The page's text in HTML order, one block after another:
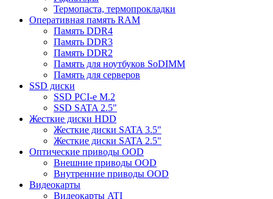
Термопаста, термопрокладки
Оперативная память RAM
Память DDR4
Память DDR3
Память DDR2
Память для ноутбуков SoDIMM
Память для серверов
SSD диски
SSD PCI-e M.2
SSD SATA 2.5"
Жесткие диски HDD
Жесткие диски SATA 3.5"
Жесткие диски SATA 2.5"
Оптические приводы OOD
Внешние приводы OOD
Внутренние приводы OOD
Видеокарты
Видеокарты ATI